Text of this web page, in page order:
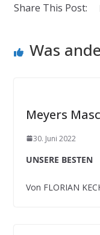
Share This Post:
Was
Meyers
30. Juni 2022
UNSERE BESTEN
Von FLORIAN